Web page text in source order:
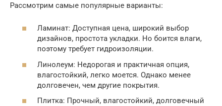
Рассмотрим самые популярные варианты:
Ламинат: Доступная цена, широкий выбор
дизайнов, простота укладки. Но боится влаги,
поэтому требует гидроизоляции.
Линолеум: Недорогая и практичная опция,
влагостойкий, легко моется. Однако менее
долговечен, чем другие покрытия.
Плитка: Прочный, влагостойкий, долговечный